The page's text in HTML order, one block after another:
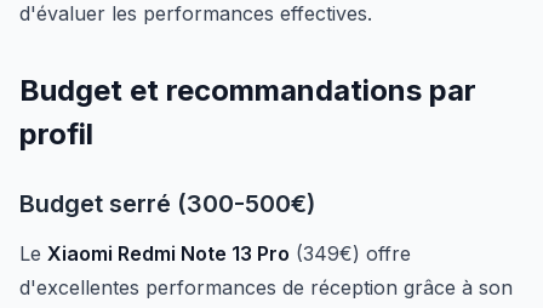
d'évaluer les performances effectives.
Budget et recommandations par
profil
Budget serré (300-500€)
Le Xiaomi Redmi Note 13 Pro (349€) offre
d'excellentes performances de réception grâce à son